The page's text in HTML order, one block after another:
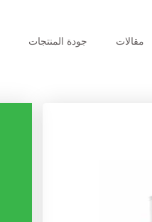
مقالات جودة المنتجات